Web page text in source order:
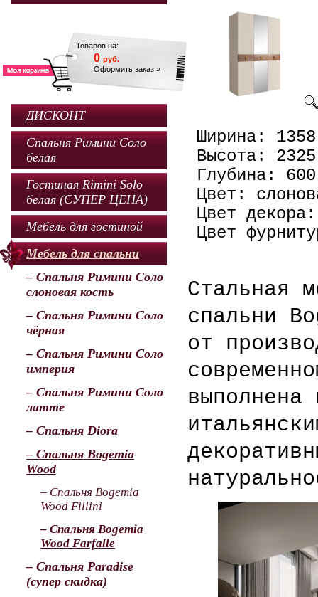
Товаров на:
0 руб.
Оформить заказ »
ДИСКОНТ
Спальня Римини Соло
белая
Гостиная Rimini Solo
белая (СУПЕР ЦЕНА)
Мебель для гостиной
Мебель для спальни
– Спальня Римини Соло
слоновая кость
– Спальня Римини Соло
чёрная
– Спальня Римини Соло
империя
– Спальня Римини Соло
латте
– Спальня Diora
– Спальня Bogemia
Wood
– Спальня Bogemia
Wood Fillini
– Спальня Bogemia
Wood Farfalle
– Спальня Paradise
(супер скидка)
Ширина: 1358
Высота: 2325
Глубина: 600
Цвет:
Цвет
Цвет
Стальная
спальни
от